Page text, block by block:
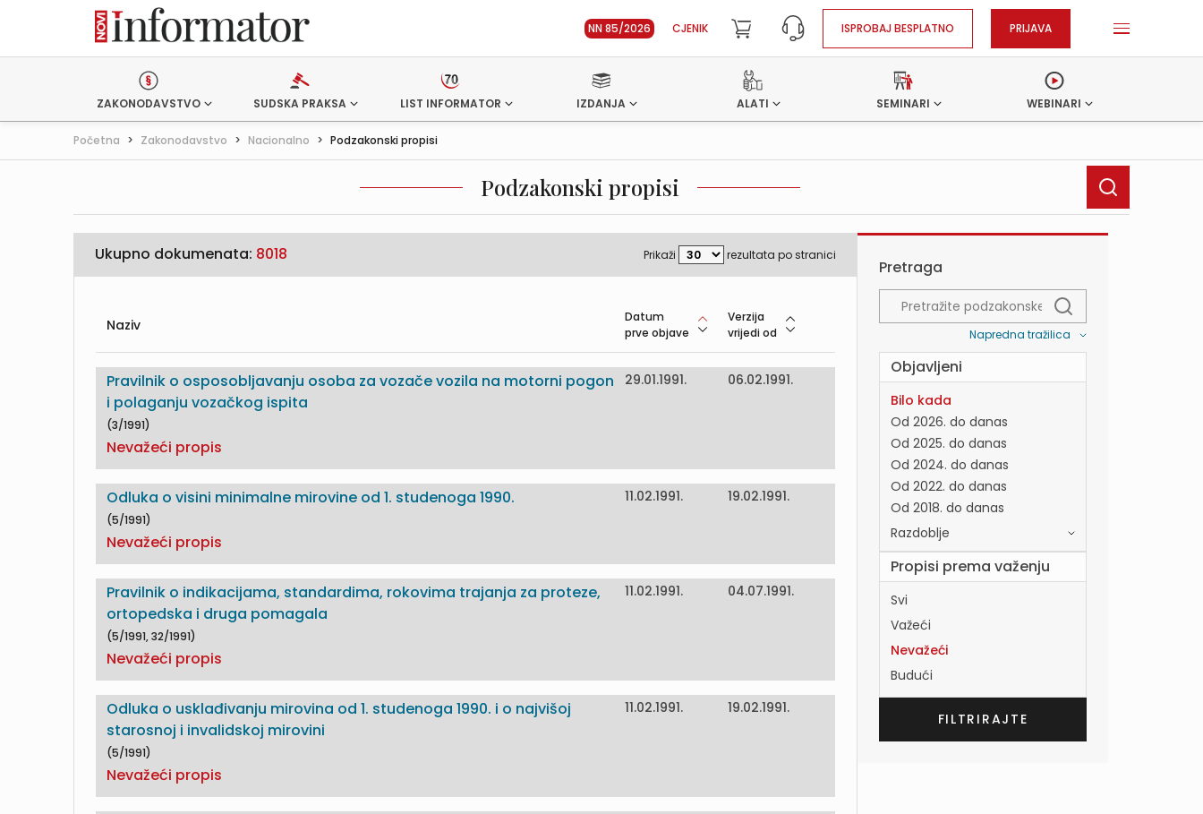
NN 85/2026 CJENIK ISPROBAJ BESPLATNO PRIJAVA
ZAKONODAVSTVO SUDSKA PRAKSA LIST INFORMATOR IZDANJA ALATI SEMINARI WEBINARI
Početna > Zakonodavstvo > Nacionalno > Podzakonski propisi
Podzakonski propisi
Ukupno dokumenata: 8018 Prikaži rezultata po stranici
Naziv
Datum
prve objave
Verzija
vrijedi od
Pravilnik o osposobljavanju osoba za vozače vozila na motorni pogon
i polaganju vozačkog ispita
(3/1991)
Nevažeći propis
29.01.1991. 06.02.1991.
Odluka o visini minimalne mirovine od 1. studenoga 1990.
(5/1991)
Nevažeći propis
11.02.1991. 19.02.1991.
Pravilnik o indikacijama, standardima, rokovima trajanja za proteze,
ortopedska i druga pomagala
(5/1991, 32/1991)
Nevažeći propis
11.02.1991. 04.07.1991.
Odluka o usklađivanju mirovina od 1. studenoga 1990. i o najvišoj
starosnoj i invalidskoj mirovini
(5/1991)
Nevažeći propis
11.02.1991. 19.02.1991.
Pretraga
Napredna tražilica
Objavljeni
Bilo kada
Od 2026. do danas
Od 2025. do danas
Od 2024. do danas
Od 2022. do danas
Od 2018. do danas
Razdoblje
Propisi prema važenju
Svi
Važeći
Nevažeći
Budući